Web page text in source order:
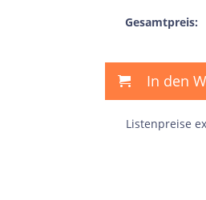
Gesamtpreis:
In den
Listenpreise